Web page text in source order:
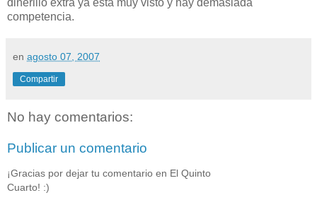
dinerillo extra ya está muy visto y hay demasiada
competencia.
en agosto 07, 2007
Compartir
No hay comentarios:
Publicar un comentario
¡Gracias por dejar tu comentario en El Quinto
Cuarto! :)